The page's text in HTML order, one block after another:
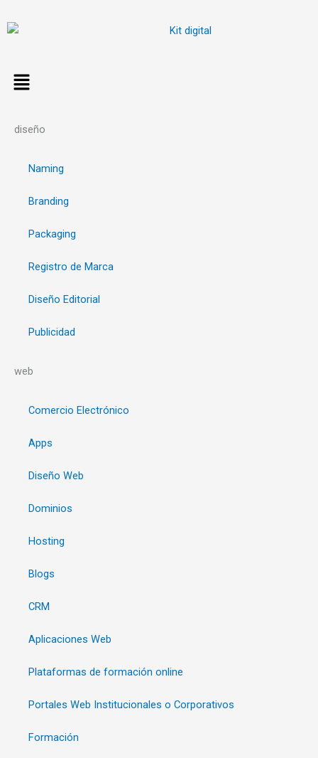
diseño
Naming
Branding
Packaging
Registro de Marca
Diseño Editorial
Publicidad
web
Comercio Electrónico
Apps
Diseño Web
Dominios
Hosting
Blogs
CRM
Aplicaciones Web
Plataformas de formación online
Portales Web Institucionales o Corporativos
Formación